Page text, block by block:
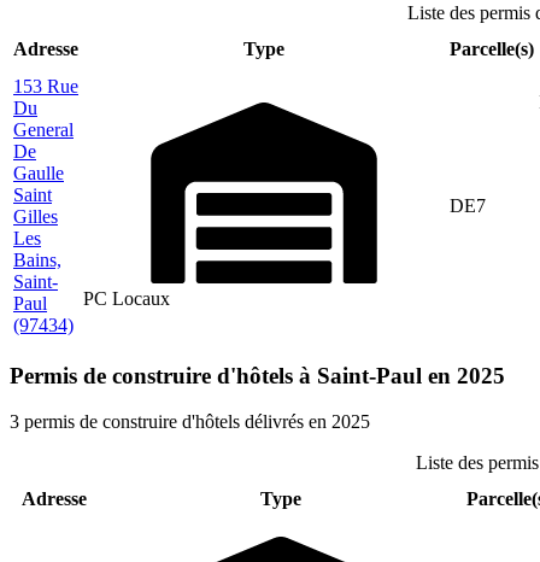
Liste des permis
Adresse
Type
Parcelle(s)
153 Rue
Du
General
De
Gaulle
Saint
Gilles
Les
Bains,
Saint-
Paul
(97434)
PC Locaux
DE7
Permis de construire d'hôtels à Saint-Paul en 2025
3 permis de construire d'hôtels délivrés en 2025
Liste des
Adresse
Type